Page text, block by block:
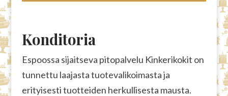
​Konditoria
Espoossa sijaitseva pitopalvelu Kinkerikokit on
tunnettu laajasta tuotevalikoimasta ja
erityisesti tuotteiden herkullisesta mausta.